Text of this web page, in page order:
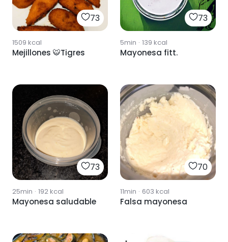
73
1509 kcal
Mejillones 🐯Tigres
73
5min · 139 kcal
Mayonesa fitt.
73
25min · 192kcal
Mayonesa saludable
70
11min · 603 kcal
Falsa mayonesa